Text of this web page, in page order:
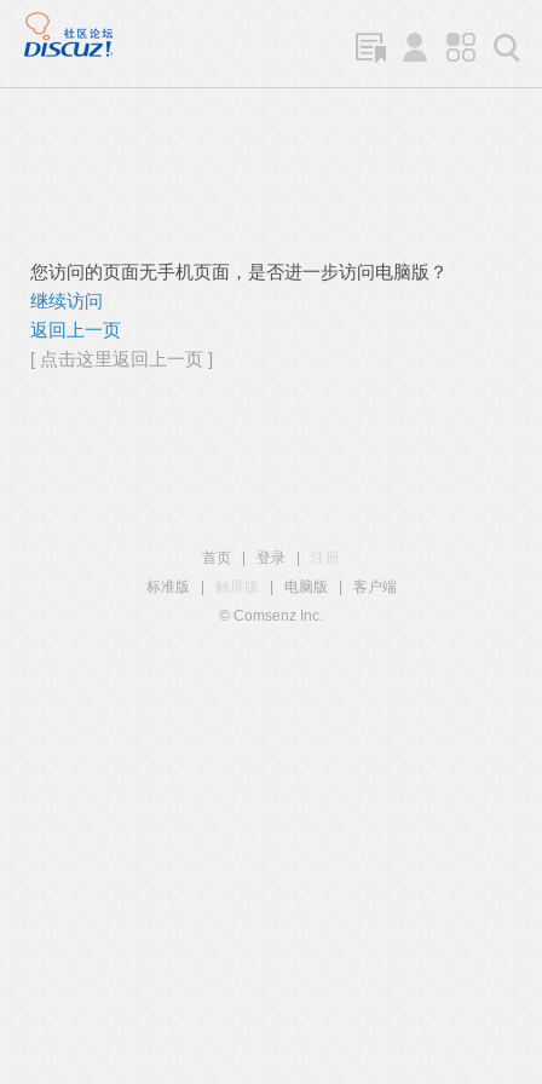
您访问的页面无手机页面，是否进一步访问电脑版？
继续访问
返回上一页
[ 点击这里返回上一页 ]
首页 登录
注册
标准版
触屏版 电脑版
客户端
© Comsenz Inc.